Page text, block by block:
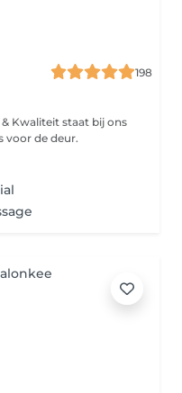
198
Kwaliteit staat bij ons
voor de deur.